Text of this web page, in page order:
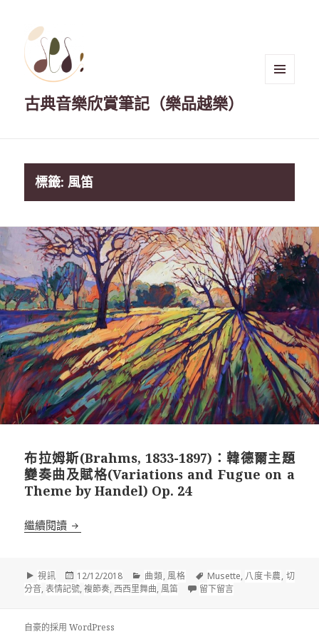
古典音樂欣賞筆記（樂品越樂）
標籤: 風笛
布拉姆斯(Brahms, 1833-1897)：韓德爾主題
變奏曲及賦格(Variations and Fugue on a
Theme by Handel) Op. 24
繼續閱讀 布拉姆斯(Brahms, 1833-1897)：韓德爾主題變奏
格
式
視訊
發
佈
12/12/2018
分
類
曲類,風格
標
籤
Musette,八度卡農, 切
分音,表情記號,複節奏,西西里舞曲,風笛 留下留言在 布拉姆斯
自豪的採用 WordPress